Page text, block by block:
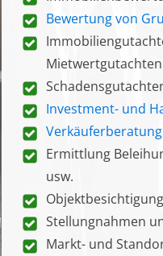
Bewertung von
Investment- und
Verkäuferberatung
Ermittlung
usw.
Stellungnahmen
Markt- und